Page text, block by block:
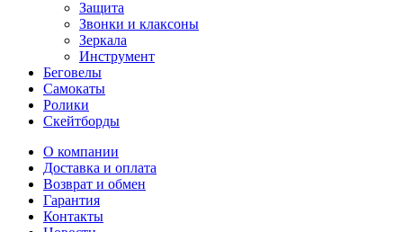
Защита
Звонки и клаксоны
Зеркала
Инструмент
Беговелы
Самокаты
Ролики
Скейтборды
О компании
Доставка и оплата
Возврат и обмен
Гарантия
Контакты